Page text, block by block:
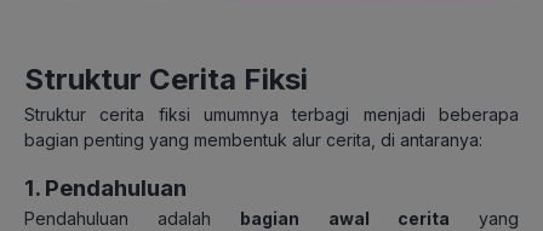
Struktur Cerita Fiksi
Struktur cerita fiksi umumnya terbagi menjadi beberapa
bagian penting yang membentuk alur cerita, di antaranya:
1. Pendahuluan
Pendahuluan adalah bagian awal cerita yang